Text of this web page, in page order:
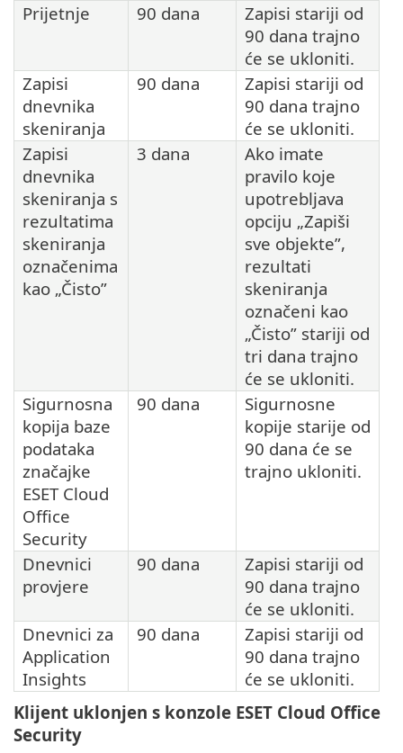
Prijetnje
90 dana
Zapisi stariji od
90 dana trajno
će se ukloniti.
Zapisi
dnevnika
skeniranja
90 dana
Zapisi stariji od
90 dana trajno
će se ukloniti.
Zapisi
dnevnika
skeniranja s
rezultatima
skeniranja
označenima
kao „Čisto”
3 dana
Ako imate
pravilo koje
upotrebljava
opciju „Zapiši
sve objekte”,
rezultati
skeniranja
označeni kao
„Čisto” stariji od
tri dana trajno
će se ukloniti.
Sigurnosna
kopija baze
podataka
značajke
ESET Cloud
Office
Security
90 dana
Sigurnosne
kopije starije od
90 dana će se
trajno ukloniti.
Dnevnici
provjere
90 dana
Zapisi stariji od
90 dana trajno
će se ukloniti.
Dnevnici za
Application
Insights
90 dana
Zapisi stariji od
90 dana trajno
će se ukloniti.
Klijent uklonjen s konzole ESET Cloud Office
Security